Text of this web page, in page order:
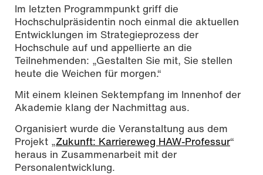
Im letzten Programmpunkt griff die
Hochschulpräsidentin noch einmal die aktuellen
Entwicklungen im Strategieprozess der
Hochschule auf und appellierte an die
Teilnehmenden: „Gestalten Sie mit, Sie stellen
heute die Weichen für morgen.“
Mit einem kleinen Sektempfang im Innenhof der
Akademie klang der Nachmittag aus.
Organisiert wurde die Veranstaltung aus dem
Projekt „Zukunft: Karriereweg HAW-Professur“
heraus in Zusammenarbeit mit der
Personalentwicklung.